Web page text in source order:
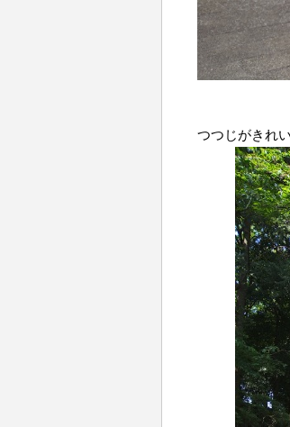
つつじがきれ